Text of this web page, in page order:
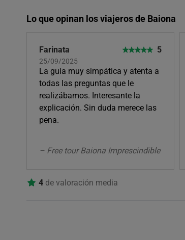
Lo que opinan los viajeros de Baiona
Farinata
25/09/2025
5
La guia muy simpática y atenta a
todas las preguntas que le
realizábamos. Interesante la
explicación. Sin duda merece las
pena.
– Free tour Baiona Imprescindible
4 de valoración media